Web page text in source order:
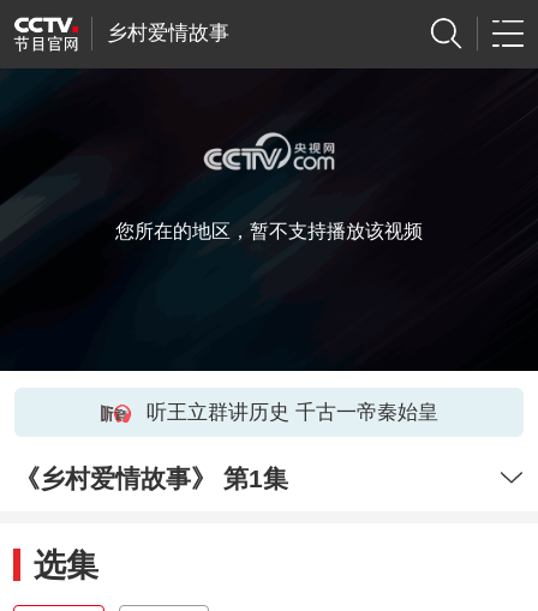
乡村爱情故事
您所在的地区，暂不支持播放该视频
听王立群讲历史 千古一帝秦始皇
《乡村爱情故事》 第1集
选集